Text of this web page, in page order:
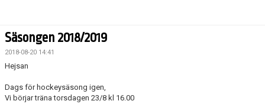
TRUPPEN
DOKUMENT
Säsongen 2018/2019
2018-08-20 14:41
Hejsan
Dags för hockeysäsong igen,
Vi börjar träna torsdagen 23/8 kl 16.00